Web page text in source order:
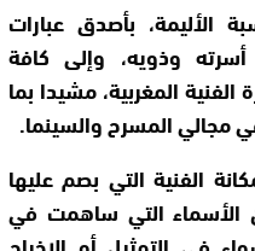
الأليمة، بأصدق عبارات
أسرته وذويه، وإلى كافة
المغربية، مشيدا بما
مجالي المسرح والسينما.
الفنية التي بصم عليها
الأسماء التي ساهمت في